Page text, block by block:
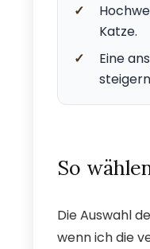
✓
Katze.
✓
Eine
So
Die Auswahl
wenn ich die